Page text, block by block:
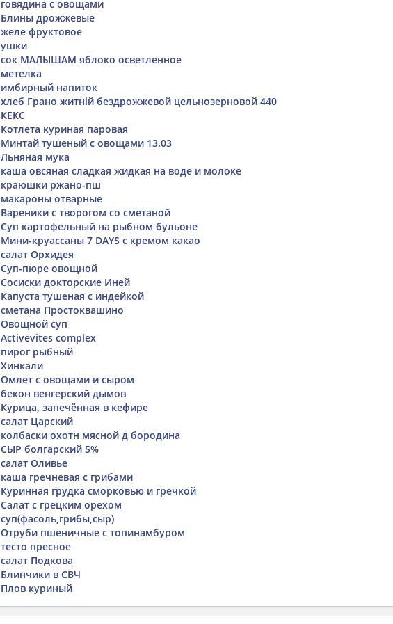
говядина с овощами
Блины дрожжевые
желе фруктовое
ушки
сок МАЛЫШАМ яблоко осветленное
метелка
имбирный напиток
хлеб Грано житній бездрожжевой цельнозерновой 440
КЕКС
Котлета куриная паровая
Минтай тушеный с овощами 13.03
Льняная мука
каша овсяная сладкая жидкая на воде и молоке
краюшки ржано-пш
макароны отварные
Вареники с творогом со сметаной
Суп картофельный на рыбном бульоне
Мини-круассаны 7 DAYS с кремом какао
салат Орхидея
Суп-пюре овощной
Сосиски докторские Иней
Капуста тушеная с индейкой
сметана Простоквашино
Овощной суп
Activevites complex
пирог рыбный
Хинкали
Омлет с овощами и сыром
бекон венгерский дымов
Курица, запечённая в кефире
салат Царский
колбаски охотн мясной д бородина
СЫР болгарский 5%
салат Оливье
каша гречневая с грибами
Куринная грудка сморковью и гречкой
Салат с грецким орехом
суп(фасоль,грибы,сыр)
Отруби пшеничные с топинамбуром
тесто пресное
салат Подкова
Блинчики в СВЧ
Плов куриный